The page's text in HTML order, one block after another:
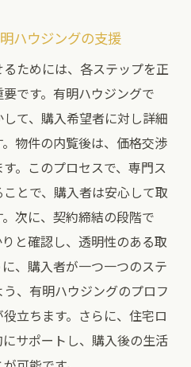
ハウジングの支援
ためには、各ステップを正
です。有明ハウジングで
て、購入希望者に対し詳細
物件の内覧後は、価格交渉
。このプロセスで、専門ス
とで、購入者は安心して取
次に、契約締結の段階で
と確認し、透明性のある取
、購入者が一つ一つのステ
、有明ハウジングのプロフ
立ちます。さらに、住宅ロ
サポートし、購入後の生活